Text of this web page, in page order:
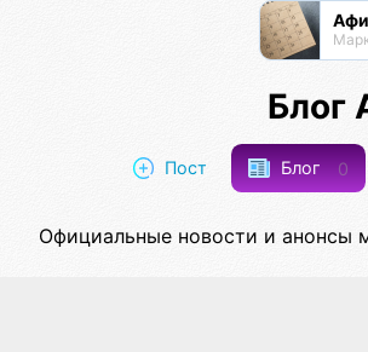
Блог
Пост Блог 0
Официальные новости и анонсы